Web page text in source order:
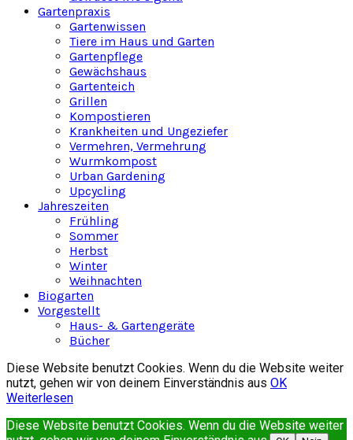
Gartenpraxis
Gartenwissen
Tiere im Haus und Garten
Gartenpflege
Gewächshaus
Gartenteich
Grillen
Kompostieren
Krankheiten und Ungeziefer
Vermehren, Vermehrung
Wurmkompost
Urban Gardening
Upcycling
Jahreszeiten
Frühling
Sommer
Herbst
Winter
Weihnachten
Biogarten
Vorgestellt
Haus- & Gartengeräte
Bücher
Diese Website benutzt Cookies. Wenn du die Website weiter
nutzt, gehen wir von deinem Einverständnis aus OK
Weiterlesen
Diese Website benutzt Cookies. Wenn du die Website weiter